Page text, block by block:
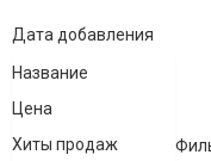
Дата добавления
Название
Цена
Хиты продаж